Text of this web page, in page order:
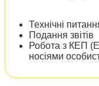
Технічні
Подання звітів
Робота з КЕП
носіями